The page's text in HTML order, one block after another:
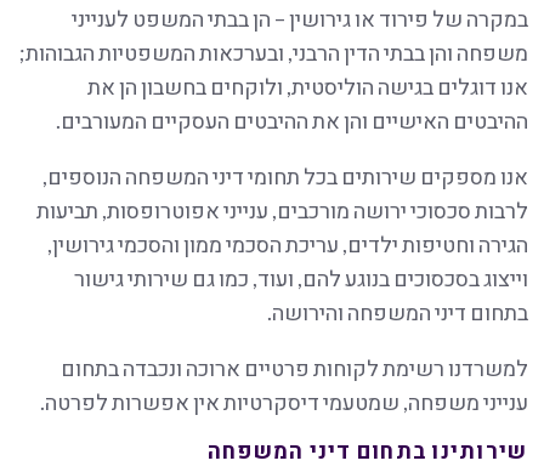
במקרה של פירוד או גירושין – הן בבתי המשפט לענייני
משפחה והן בבתי הדין הרבני, ובערכאות המשפטיות הגבוהות;
אנו דוגלים בגישה הוליסטית, ולוקחים בחשבון הן את
ההיבטים האישיים והן את ההיבטים העסקיים המעורבים.
אנו מספקים שירותים בכל תחומי דיני המשפחה הנוספים,
לרבות סכסוכי ירושה מורכבים, ענייני אפוטרופסות, תביעות
הגירה וחטיפות ילדים, עריכת הסכמי ממון והסכמי גירושין,
וייצוג בסכסוכים בנוגע להם, ועוד, כמו גם שירותי גישור
בתחום דיני המשפחה והירושה.
למשרדנו רשימת לקוחות פרטיים ארוכה ונכבדה בתחום
ענייני משפחה, שמטעמי דיסקרטיות אין אפשרות לפרטה.
שירותינו בתחום דיני המשפחה